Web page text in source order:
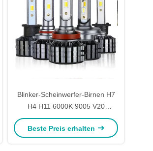
Blinker-Scheinwerfer-Birnen H7
H4 H11 6000K 9005 V20
Automobil-LED 9006 9012 H1 H8
9012 H3
Beste Preis erhalten